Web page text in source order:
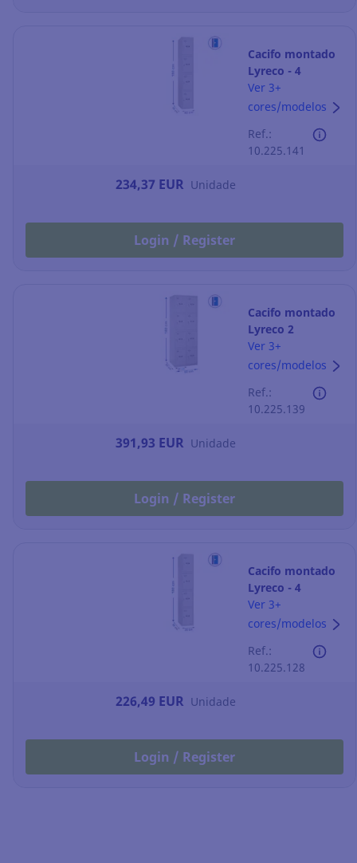
Cacifo montado
Lyreco - 4
compartimentos
- 400 x 1800 mm
Ver 3+
cores/modelos
Ref.:
10.225.141
234,37 EUR Unidade
Login / Register
Cacifo montado
Lyreco 2
columnas - 4
compartimentos
- cinzento
Ver 3+
cores/modelos
Ref.:
10.225.139
391,93 EUR Unidade
Login / Register
Cacifo montado
Lyreco - 4
compartimentos
- 300 x 1800 mm
Ver 3+
cores/modelos
Ref.:
10.225.128
226,49 EUR Unidade
Login / Register